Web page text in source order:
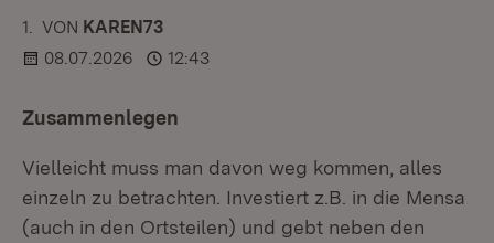
1. KOMMENTAR
VON :KAREN73
08.07.2026
12:43
Zusammenlegen
Vielleicht muss man davon weg kommen, alles
einzeln zu betrachten. Investiert z.B. in die Mensa
(auch in den Ortsteilen) und gebt neben den